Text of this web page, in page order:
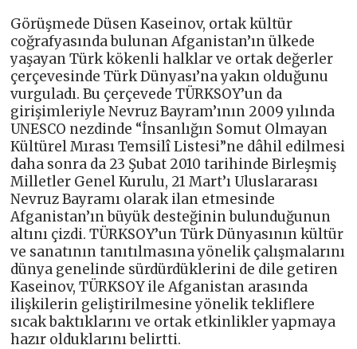
Görüşmede Düsen Kaseinov, ortak kültür
coğrafyasında bulunan Afganistan’ın ülkede
yaşayan Türk kökenli halklar ve ortak değerler
çerçevesinde Türk Dünyası’na yakın olduğunu
vurguladı. Bu çerçevede TÜRKSOY’un da
girişimleriyle Nevruz Bayram’ının 2009 yılında
UNESCO nezdinde “İnsanlığın Somut Olmayan
Kültürel Mırası Temsilî Listesi”ne dâhil edilmesi
daha sonra da 23 Şubat 2010 tarihinde Birleşmiş
Milletler Genel Kurulu, 21 Mart’ı Uluslararası
Nevruz Bayramı olarak ilan etmesinde
Afganistan’ın büyük desteğinin bulunduğunun
altını çizdi. TÜRKSOY’un Türk Dünyasının kültür
ve sanatının tanıtılmasına yönelik çalışmalarını
dünya genelinde sürdürdüklerini de dile getiren
Kaseinov, TÜRKSOY ile Afganistan arasında
ilişkilerin geliştirilmesine yönelik tekliflere
sıcak baktıklarını ve ortak etkinlikler yapmaya
hazır olduklarını belirtti.